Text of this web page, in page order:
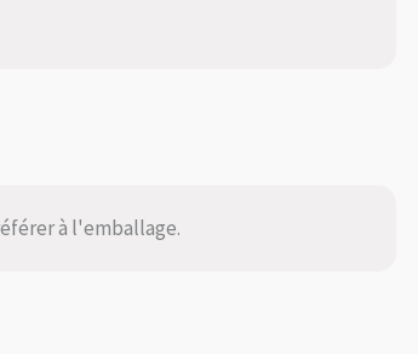
à l'emballage.